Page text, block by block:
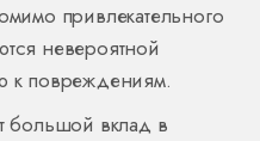
привлекательного
невероятной
к повреждениям.
большой вклад в